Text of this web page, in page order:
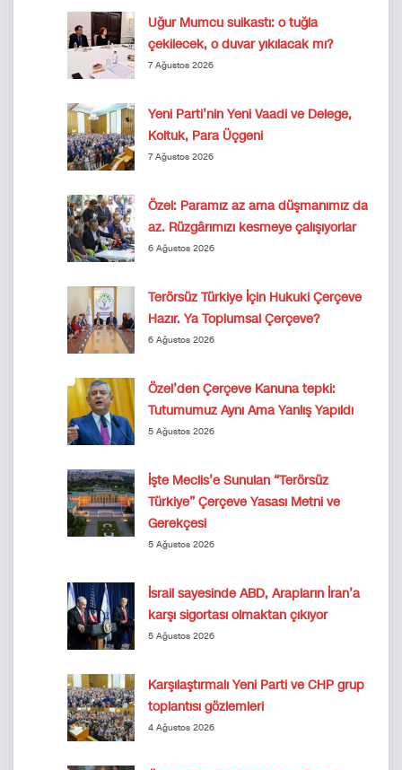
Uğur Mumcu suikastı: o tuğla
çekilecek, o duvar yıkılacak mı?
7 Ağustos 2026
Yeni Parti’nin Yeni Vaadi ve Delege,
Koltuk, Para Üçgeni
7 Ağustos 2026
Özel: Paramız az ama düşmanımız da
az. Rüzgârımızı kesmeye çalışıyorlar
6 Ağustos 2026
Terörsüz Türkiye İçin Hukuki Çerçeve
Hazır. Ya Toplumsal Çerçeve?
6 Ağustos 2026
Özel’den Çerçeve Kanuna tepki:
Tutumumuz Aynı Ama Yanlış Yapıldı
5 Ağustos 2026
İşte Meclis’e Sunulan “Terörsüz
Türkiye” Çerçeve Yasası Metni ve
Gerekçesi
5 Ağustos 2026
İsrail sayesinde ABD, Arapların İran’a
karşı sigortası olmaktan çıkıyor
5 Ağustos 2026
Karşılaştırmalı Yeni Parti ve CHP grup
toplantısı gözlemleri
4 Ağustos 2026